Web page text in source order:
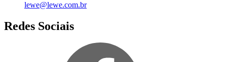
lewe@lewe.com.br
Redes Sociais